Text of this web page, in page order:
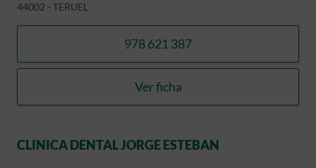
44002 - TERUEL
978 621 387
llamar KINE CENTRO
Ver ficha
KINE CENTRO
CLINICA DENTAL JORGE ESTEBAN